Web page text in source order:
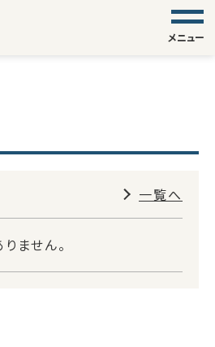
メニュー
一覧へ
ません。